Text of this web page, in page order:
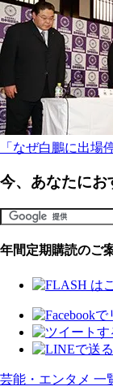
「なぜ白鵬に出場
今、あなたにお
年間定期購読のご
芸能・エンタメ 一